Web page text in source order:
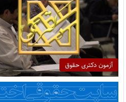
آزمون دکتری حقوق